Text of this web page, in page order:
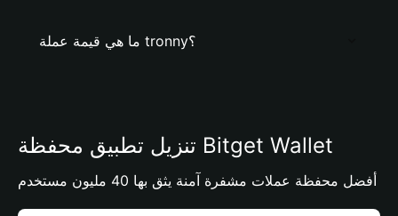
ما هي قيمة عملة tronny؟
تنزيل تطبيق محفظة Bitget Wallet
أفضل محفظة عملات مشفرة آمنة يثق بها 40 مليون مستخدم